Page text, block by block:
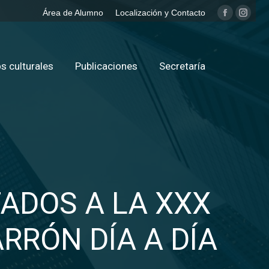
Área de Alumno Localización y Contacto
Facebook
culturales Publicaciones Secretaría
A LA XXX
DÍA A DÍA